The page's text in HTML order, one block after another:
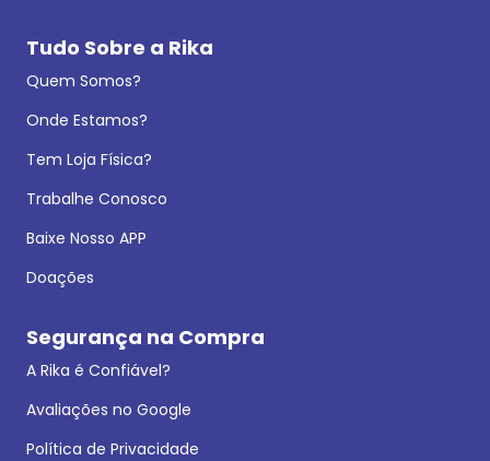
Tudo Sobre a Rika
Quem Somos?
Onde Estamos?
Tem Loja Física?
Trabalhe Conosco
Baixe Nosso APP
Doações
Segurança na Compra
A Rika é Confiável?
Avaliações no Google
Política de Privacidade